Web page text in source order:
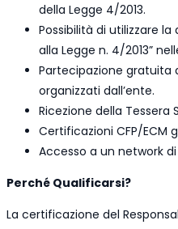
della Legge 4/2013.
Possibilità di utilizzare
alla Legge n. 4/2013”
Partecipazione gratuita
organizzati dall’ente.
Ricezione della Tessera
Certificazioni CFP/ECM
Accesso a un network
Perché Qualificarsi?
La certificazione del